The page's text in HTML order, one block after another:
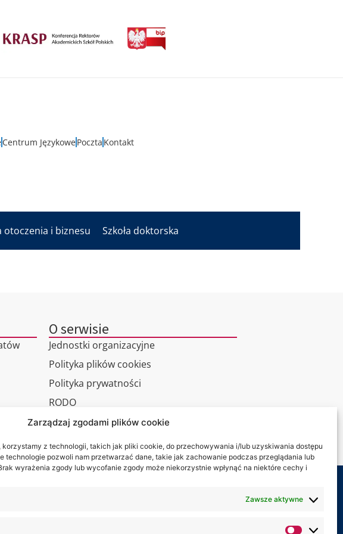
Zarządzaj zgodami plików cookie
z technologii, takich jak pliki cookie, do przechowywania i/lub uzyskiwania dostępu
technologie pozwoli nam przetwarzać dane, takie jak zachowanie podczas przeglądania lub
wyrażenia zgody lub wycofanie zgody może niekorzystnie wpłynąć na niektóre cechy i
Zawsze aktywne
Centrum JęzykowePoczta Kontakt
otoczenia i biznesu Szkoła doktorska
O serwisie
Jednostki organizacyjne
Polityka plików cookies
Polityka prywatności
RODO
Wirtualny spacer
Kontakt